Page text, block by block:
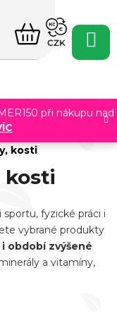
při nákupu nad
NÁKUPNÍ
KOŠÍK
CZK
kosti
kosti
sportu, fyzické práci i
vybrané produkty
období zvýšené
a vitamíny,